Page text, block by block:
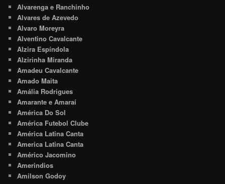
Alvarenga e Ranchinho
Alvares de Azevedo
Alvaro Moreyra
Alventino Cavalcante
Alzira Espíndola
Alzirinha Miranda
Amadeu Cavalcante
Amado Maita
Amália Rodrigues
Amarante e Amaraí
América Do Sol
América Futebol Clube
América Latina Canta
America Latina Canta
Américo Jacomino
Amerindios
Amilson Godoy